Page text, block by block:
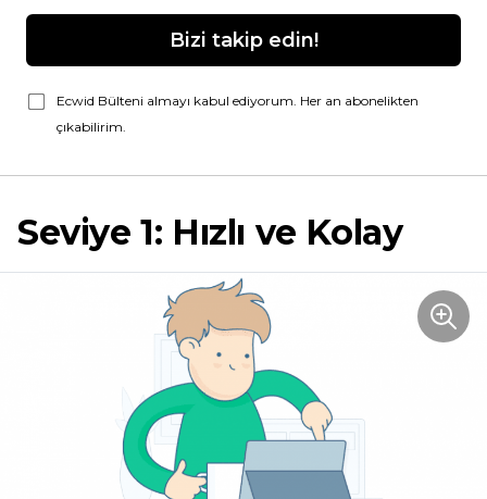
Bizi takip edin!
Ecwid Bülteni almayı kabul ediyorum. Her an abonelikten
çıkabilirim.
Seviye 1: Hızlı ve Kolay